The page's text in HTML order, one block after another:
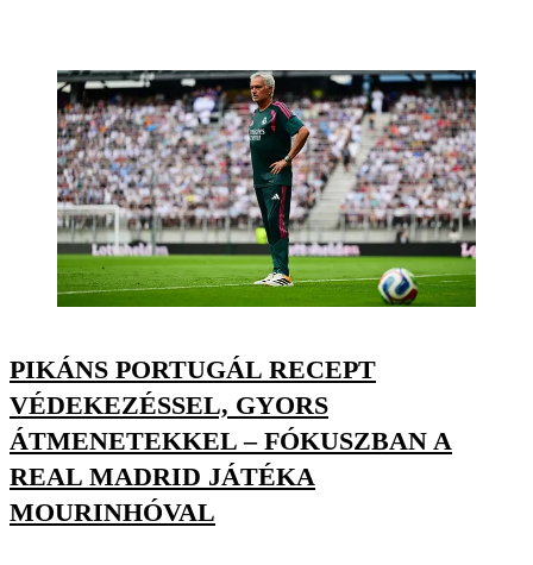
PIKÁNS PORTUGÁL RECEPT
VÉDEKEZÉSSEL, GYORS
ÁTMENETEKKEL – FÓKUSZBAN A
REAL MADRID JÁTÉKA
MOURINHÓVAL